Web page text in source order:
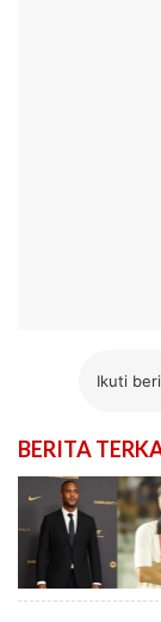
Ikuti
BERITA